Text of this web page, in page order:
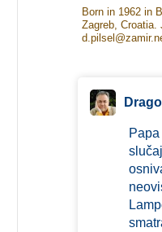
Born in 1962 in
Zagreb, Croatia.